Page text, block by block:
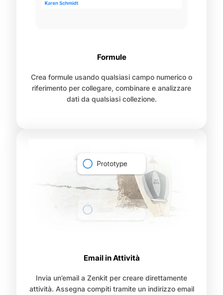
Formule
Crea formule usando qualsiasi campo numerico o
riferimento per collegare, combinare e analizzare
dati da qualsiasi collezione.
Email in Attività
Invia un’email a Zenkit per creare direttamente
attività. Assegna compiti tramite un indirizzo email